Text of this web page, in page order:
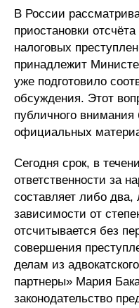
В России
приостановки
налоговых
принадлежит
уже подготовило
обсуждения. Этот
публичного внимания
официальных
Сегодня срок, в
ответственности за
составляет либо
зависимости от
отсчитывается без
совершения
делам из
партнеры» Мария
законодательство